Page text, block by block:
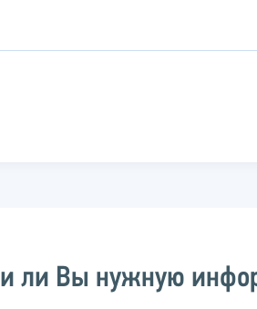
ли Вы нужную